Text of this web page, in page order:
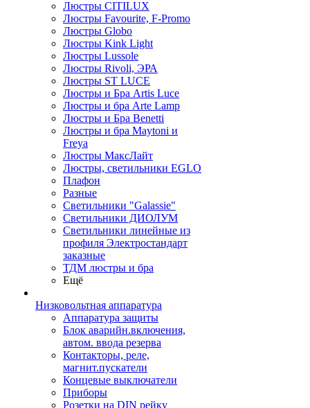
Люстры CITILUX
Люстры Favourite, F-Promo
Люстры Globo
Люстры Kink Light
Люстры Lussole
Люстры Rivoli, ЭРА
Люстры ST LUCE
Люстры и Бра Artis Luce
Люстры и бра Arte Lamp
Люстры и Бра Benetti
Люстры и бра Maytoni и
Freya
Люстры МаксЛайт
Люстры, светильники EGLO
Плафон
Разные
Светильники "Galassie"
Светильники ДИОЛУМ
Светильники линейные из
профиля Электростандарт
заказные
ТДМ люстры и бра
Ещё
Низковольтная аппаратура
Аппаратура защиты
Блок аварийн.включения,
автом. ввода резерва
Контакторы, реле,
магнит.пускатели
Концевые выключатели
Приборы
Розетки на DIN рейку